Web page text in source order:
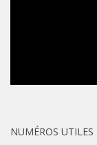
NUMÉROS UTILES